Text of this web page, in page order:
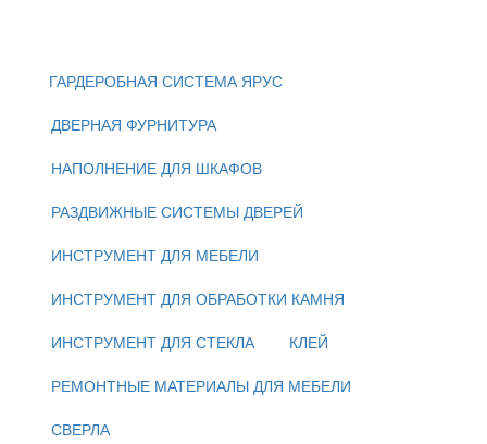
ГАРДЕРОБНАЯ СИСТЕМА ЯРУС
ДВЕРНАЯ ФУРНИТУРА
НАПОЛНЕНИЕ ДЛЯ ШКАФОВ
РАЗДВИЖНЫЕ СИСТЕМЫ ДВЕРЕЙ
ИНСТРУМЕНТ ДЛЯ МЕБЕЛИ
ИНСТРУМЕНТ ДЛЯ ОБРАБОТКИ КАМНЯ
ИНСТРУМЕНТ ДЛЯ СТЕКЛА
КЛЕЙ
РЕМОНТНЫЕ МАТЕРИАЛЫ ДЛЯ МЕБЕЛИ
СВЕРЛА